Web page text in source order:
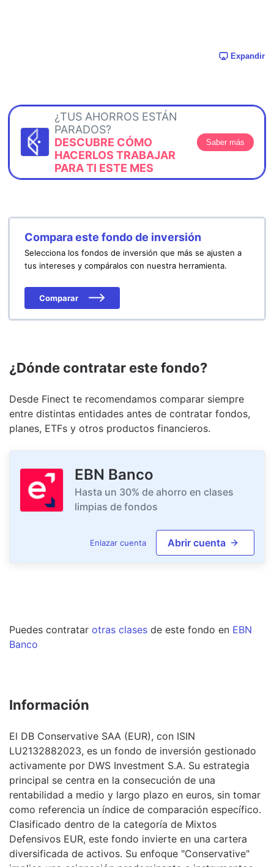
Expandir
¿TUS AHORROS ESTÁN
PARADOS?
DESCUBRE CÓMO
HACERLOS TRABAJAR
PARA TI ESTE MES
Saber más
Compara este fondo de inversión
Selecciona los fondos de inversión que más se ajusten a
tus intereses y compáralos con nuestra herramienta.
Comparar
¿Dónde contratar este fondo?
Desde Finect te recomendamos comparar siempre
entre distintas entidades antes de contratar fondos,
planes, ETFs y otros productos financieros.
EBN Banco
Hasta un 30% de ahorro en clases
limpias de fondos
Enlazar cuenta Abrir cuenta
Puedes contratar otras clases de este fondo en EBN
Banco
Información
El DB Conservative SAA (EUR), con ISIN
LU2132882023, es un fondo de inversión gestionado
activamente por DWS Investment S.A. Su estrategia
principal se centra en la consecución de una
rentabilidad a medio y largo plazo en euros, sin tomar
como referencia un índice de comparación específico.
Clasificado dentro de la categoría de Mixtos
Defensivos EUR, este fondo invierte en una cartera
diversificada de activos. Su enfoque "Conservative"